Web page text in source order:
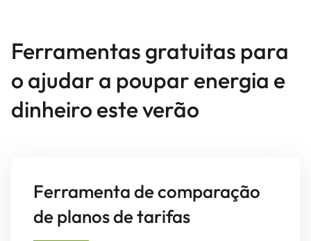
Ferramentas gratuitas para
o ajudar a poupar energia e
dinheiro este verão
Ferramenta de comparação
de planos de tarifas